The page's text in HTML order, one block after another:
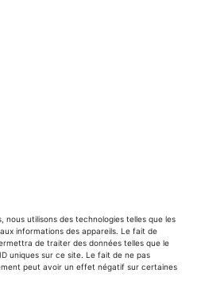
nous utilisons des technologies telles que les
informations des appareils. Le fait de
de traiter des données telles que le
uniques sur ce site. Le fait de ne pas
peut avoir un effet négatif sur certaines